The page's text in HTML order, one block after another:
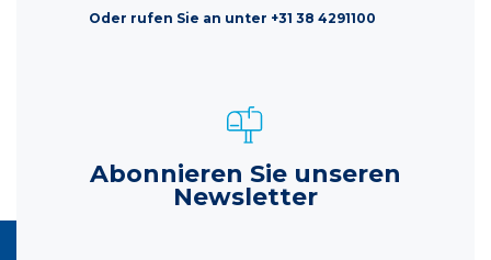
Oder rufen Sie an unter +31 38 4291100
Abonnieren Sie unseren
Newsletter